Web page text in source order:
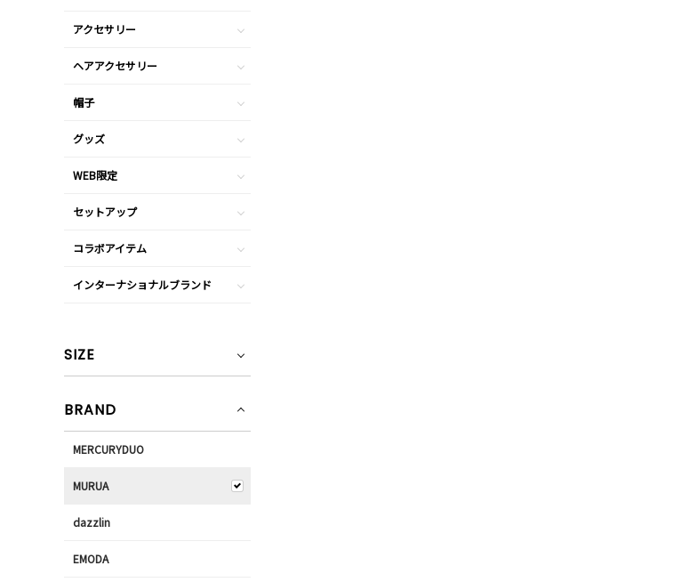
アクセサリー
ヘアアクセサリー
帽子
グッズ
WEB限定
セットアップ
コラボアイテム
インターナショナルブランド
SIZE
BRAND
MERCURYDUO
MURUA
dazzlin
EMODA